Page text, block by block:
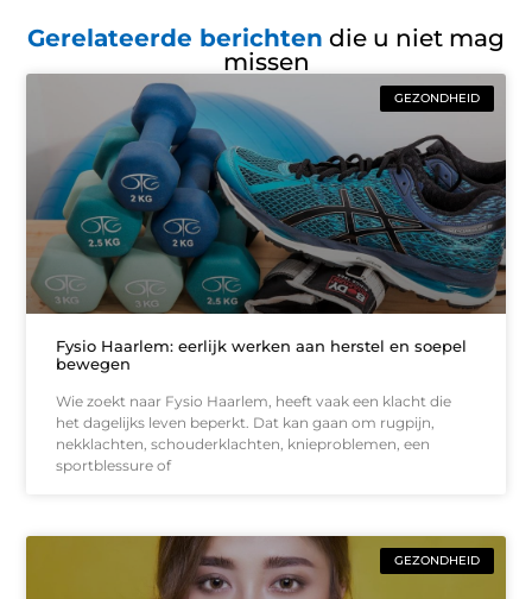
Gerelateerde berichten die u niet mag
missen
GEZONDHEID
Fysio Haarlem: eerlijk werken aan herstel en soepel
bewegen
Wie zoekt naar Fysio Haarlem, heeft vaak een klacht die
het dagelijks leven beperkt. Dat kan gaan om rugpijn,
nekklachten, schouderklachten, knieproblemen, een
sportblessure of
GEZONDHEID